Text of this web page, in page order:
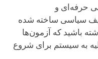
حرفه‌ای و
سیاسی ساخته شده
باشید که آزمون‌ها
به سیستم برای شروع